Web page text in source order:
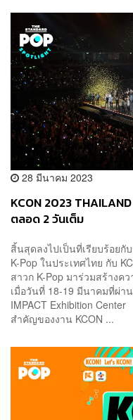
28 มีนาคม 2023
KCON 2023
ตลอด 2 วันเต็ม
สิ้นสุดลงไปเป็นที่เรียบร้อยกั
K-Pop ในประเทศไทย กับ
สาวก K-Pop มาร่วมสร้างค
เมื่อวันที่ 18-19 มีนาคมที่ผ่า
IMPACT Exhibition
สำคัญของงาน KCON ...